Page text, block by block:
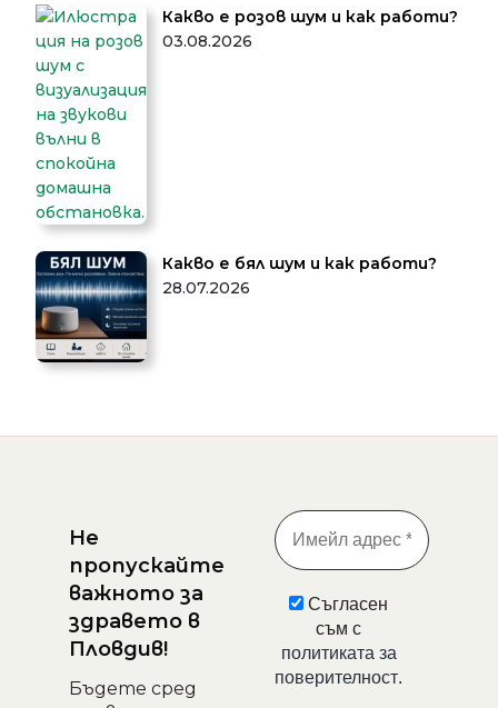
Какво е розов шум и как работи?
03.08.2026
Какво е бял шум и как работи?
28.07.2026
Не
пропускайте
важното за
здравето в
Пловдив!
Бъдете сред
Съгласен
съм с
политиката за
поверителност.